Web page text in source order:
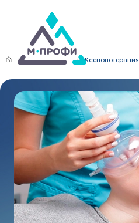
Наши методы Ксенонотерапия